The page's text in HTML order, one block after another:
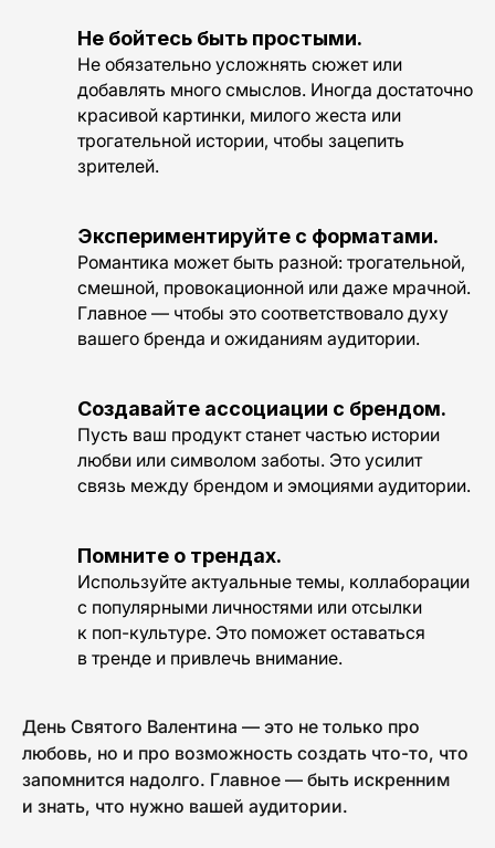
Не бойтесь быть простыми.
Не обязательно усложнять сюжет или
добавлять много смыслов. Иногда достаточно
красивой картинки, милого жеста или
трогательной истории, чтобы зацепить
зрителей.
Экспериментируйте с форматами.
Романтика может быть разной: трогательной,
смешной, провокационной или даже мрачной.
Главное — чтобы это соответствовало духу
вашего бренда и ожиданиям аудитории.
Создавайте ассоциации с брендом.
Пусть ваш продукт станет частью истории
любви или символом заботы. Это усилит
связь между брендом и эмоциями аудитории.
Помните о трендах.
Используйте актуальные темы, коллаборации
с популярными личностями или отсылки
к поп-культуре. Это поможет оставаться
в тренде и привлечь внимание.
День Святого Валентина — это не только про
любовь, но и про возможность создать что-то, что
запомнится надолго. Главное — быть искренним
и знать, что нужно вашей аудитории.